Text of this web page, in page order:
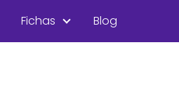
Fichas Blog